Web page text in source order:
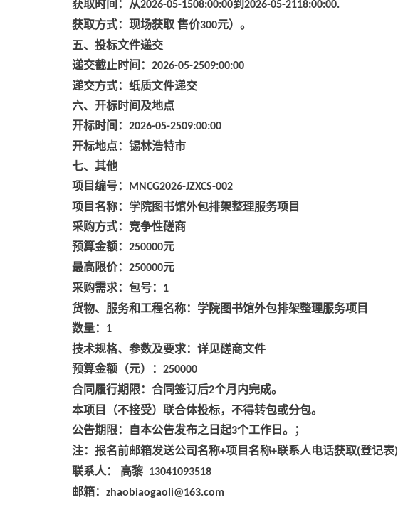
获取时间：从2026-05-1508:00:00到 2026-05-2118:00:00.
获取方式：现场获取 售价300元）。
五、投标文件递交
递交截止时间： 2026-05-2509:00:00
递交方式：纸质文件递交
六、开标时间及地点
开标时间： 2026-05-2509:00:00
开标地点：锡林浩特市
七、其他
项目编号：
MNCG2026-JZXCS-002
项目名称：学院图书馆外包排架整理服务项目
采购方式：竞争性磋商
预算金额： 250000元
最高限价： 250000元
采购需求：包号：
1
货物、服务和工程名称：学院图书馆外包排架整理服务项目
数量：
1
技术规格、参数及要求：详见磋商文件
预算金额（元）： 250000
合同履行期限：合同签订后2个月内完成。
本项目（不接受）联合体投标，不得转包或分包。
公告期限：自本公告发布之日起3个工作日。；
注：报名前邮箱发送公司名称+项目名称+联系人电话获取(登记表)
联系人： 高黎 13041093518
邮箱： zhaobiaogaoli@163.com